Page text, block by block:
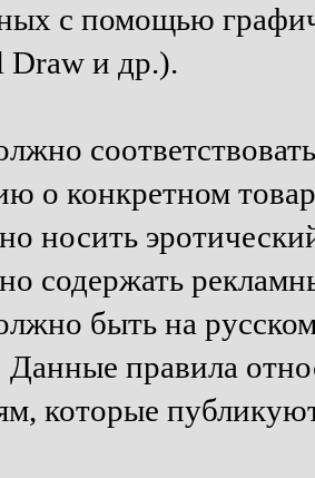
с помощью
Draw и др.).
о конкретном
носить
содержать
быть на
правила
которые